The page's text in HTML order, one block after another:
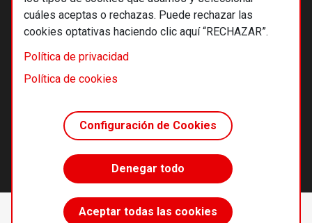
cuáles aceptas o rechazas. Puede rechazar las
cookies optativas haciendo clic aquí “RECHAZAR”.
Política de privacidad
Política de cookies
Configuración de Cookies
Denegar todo
Aceptar todas las cookies
Accede sin límites
© 2026 Alternativas económicas SCCL
Footer
Términos y condiciones de uso
Política de cookies
Principios editoriales